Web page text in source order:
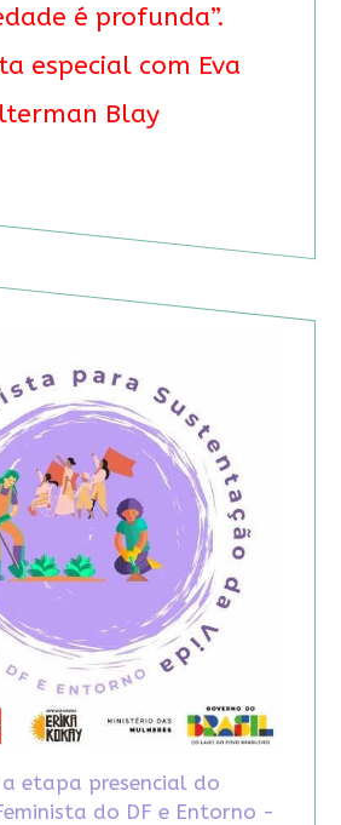
é profunda”.
especial com Eva
Blay
a etapa presencial do
do DF e Entorno -